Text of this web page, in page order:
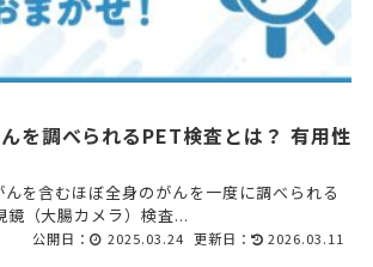
を調べられるPET検査とは？ 有用性
を含むほぼ全身のがんを一度に調べられる
鏡（大腸カメラ）検査...
公開日： 2025.03.24 更新日： 2026.03.11